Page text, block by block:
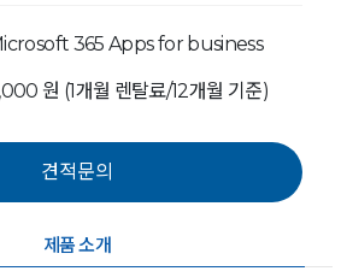
365 Apps for business
원 (1개월 렌탈료/12개월 기준)
제품 소개